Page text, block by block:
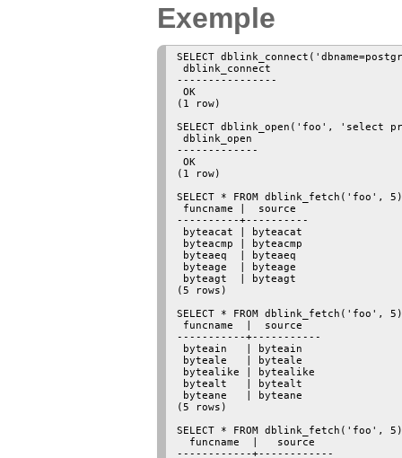
Exemple
SELECT
dblink_connect
----------------
OK
(1 row)
SELECT dblink_open('foo', 'select
dblink_open
-------------
OK
(1 row)
SELECT * FROM dblink_fetch('foo',
funcname |  source
----------+----------
byteacat | byteacat
byteacmp | byteacmp
byteaeq  | byteaeq
byteage  | byteage
byteagt  | byteagt
(5 rows)
SELECT * FROM dblink_fetch('foo',
funcname  |  source
-----------+-----------
byteain   | byteain
byteale   | byteale
bytealike | bytealike
bytealt   | bytealt
byteane   | byteane
(5 rows)
SELECT * FROM dblink_fetch('foo',
  funcname  |   source
------------+------------